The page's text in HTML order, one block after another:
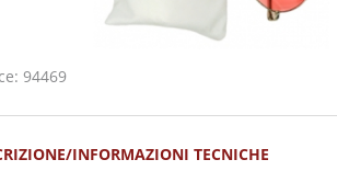
94469
INFORMAZIONI TECNICHE